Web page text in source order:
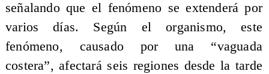
señalando que el fenómeno se extenderá por
varios días. Según el organismo, este
fenómeno, causado por una “vaguada
costera”, afectará seis regiones desde la tarde